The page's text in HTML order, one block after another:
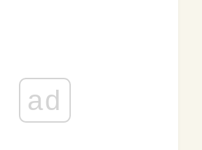
ad